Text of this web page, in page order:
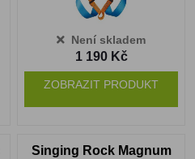
Není skladem
1 190 Kč
ZOBRAZIT PRODUKT
Singing Rock Magnum